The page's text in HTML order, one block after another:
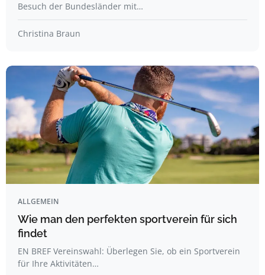
Besuch der Bundesländer mit…
Christina Braun
ALLGEMEIN
Wie man den perfekten sportverein für sich
findet
EN BREF Vereinswahl: Überlegen Sie, ob ein Sportverein
für Ihre Aktivitäten…